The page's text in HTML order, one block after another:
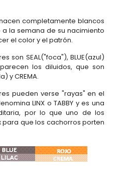
completamente blancos
la semana de su nacimiento
el color y el patrón.
son SEAL("foca"), BLUE(azul)
los diluidos, que son
y CREMA.
pueden verse "rayas" en el
LINX o TABBY y es una
por lo que uno de los
que los cachorros porten